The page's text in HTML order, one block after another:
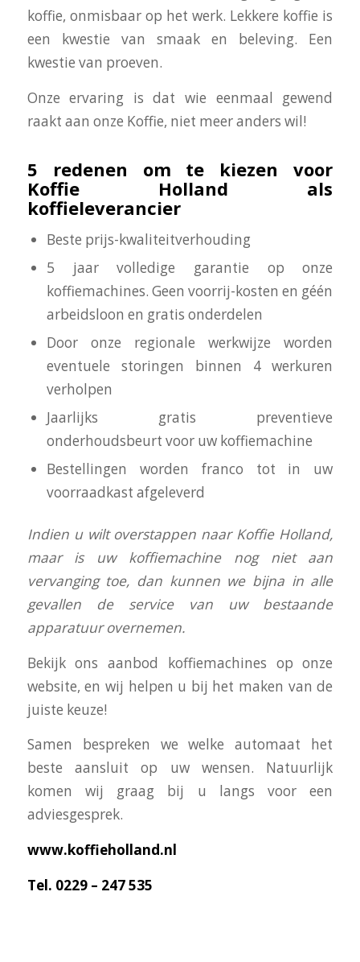
koffie, onmisbaar op het werk. Lekkere koffie is
een kwestie van smaak en beleving. Een
kwestie van proeven.
Onze ervaring is dat wie eenmaal gewend
raakt aan onze Koffie, niet meer anders wil!
5 redenen om te kiezen voor
Koffie Holland als
koffieleverancier
Beste prijs-kwaliteitverhouding
5 jaar volledige garantie op onze
koffiemachines. Geen voorrij-kosten en géén
arbeidsloon en gratis onderdelen
Door onze regionale werkwijze worden
eventuele storingen binnen 4 werkuren
verholpen
Jaarlijks gratis preventieve
onderhoudsbeurt voor uw koffiemachine
Bestellingen worden franco tot in uw
voorraadkast afgeleverd
Indien u wilt overstappen naar Koffie Holland,
maar is uw koffiemachine nog niet aan
vervanging toe, dan kunnen we bijna in alle
gevallen de service van uw bestaande
apparatuur overnemen.
Bekijk ons aanbod koffiemachines op onze
website, en wij helpen u bij het maken van de
juiste keuze!
Samen bespreken we welke automaat het
beste aansluit op uw wensen. Natuurlijk
komen wij graag bij u langs voor een
adviesgesprek.
www.koffieholland.nl
Tel. 0229 – 247 535